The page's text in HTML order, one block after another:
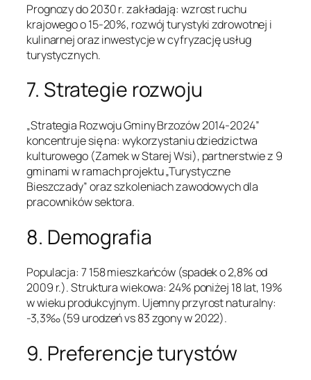
Prognozy do 2030 r. zakładają: wzrost ruchu
krajowego o 15-20%, rozwój turystyki zdrowotnej i
kulinarnej oraz inwestycje w cyfryzację usług
turystycznych.
7. Strategie rozwoju
„Strategia Rozwoju Gminy Brzozów 2014-2024”
koncentruje się na: wykorzystaniu dziedzictwa
kulturowego (Zamek w Starej Wsi), partnerstwie z 9
gminami w ramach projektu „Turystyczne
Bieszczady” oraz szkoleniach zawodowych dla
pracowników sektora.
8. Demografia
Populacja: 7 158 mieszkańców (spadek o 2,8% od
2009 r.). Struktura wiekowa: 24% poniżej 18 lat, 19%
w wieku produkcyjnym. Ujemny przyrost naturalny:
-3,3‰ (59 urodzeń vs 83 zgony w 2022).
9. Preferencje turystów